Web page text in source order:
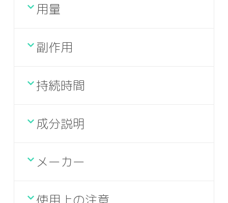
用量
副作用
持続時間
成分説明
メーカー